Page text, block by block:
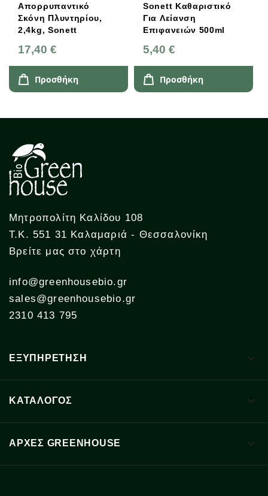
Απορρυπαντικό
Σκόνη Πλυντηρίου,
2,4kg, Sonett
17,40 €
Προσθήκη
Sonett Καθαριστικό
Για Λείανση
Επιφανειών 500ml
5,40 €
Προσθήκη
Μητροπολίτη Καλίδου 108
Τ.Κ. 551 31 Καλαμαριά - Θεσσαλονίκη
Βρείτε μας στο χάρτη
info@greenhousebio.gr
sales@greenhousebio.gr
2310 413 795
ΕΞΥΠΗΡΕΤΗΣΗ 
ΚΑΤΑΛΟΓΟΣ 
ΑΡΧΈΣ GREENHOUSE 